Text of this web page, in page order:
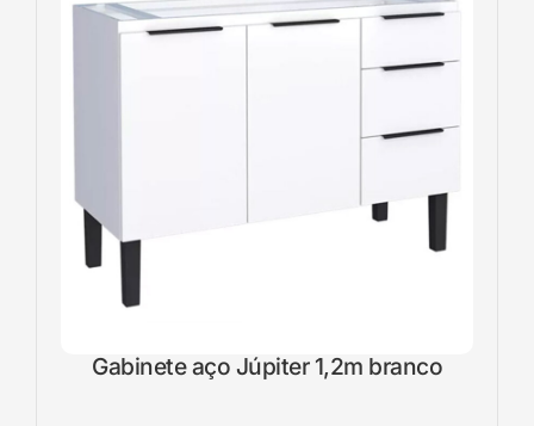
Gabinete aço Júpiter 1,2m branco